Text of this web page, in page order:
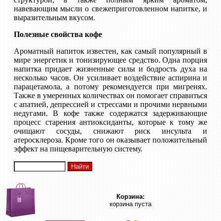
навевающим мысли о свежеприготовленном напитке, и
выразительным вкусом.
Полезные свойства кофе
Ароматный напиток известен, как самый популярный в
мире энергетик и тонизирующее средство. Одна порция
напитка придает жизненные силы и бодрость духа на
несколько часов. Он усиливает воздействие аспирина и
парацетамола, а потому рекомендуется при мигренях.
Также в умеренных количествах он помогает справиться
с апатией, депрессией и стрессами и прочими нервными
недугами. В кофе также содержатся задерживающие
процесс старения антиоксиданты, которые к тому же
очищают сосуды, снижают риск инсульта и
атеросклероза. Кроме того он оказывает положительный
эффект на пищеварительную систему.
Корзина:
корзина пуста